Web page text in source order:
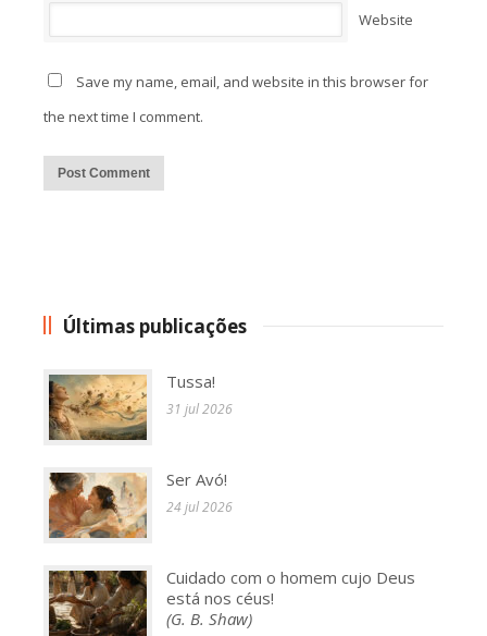
Website
Save my name, email, and website in this browser for
the next time I comment.
Últimas publicações
Tussa!
31 jul 2026
Ser Avó!
24 jul 2026
Cuidado com o homem cujo Deus
está nos céus!
(G. B. Shaw)